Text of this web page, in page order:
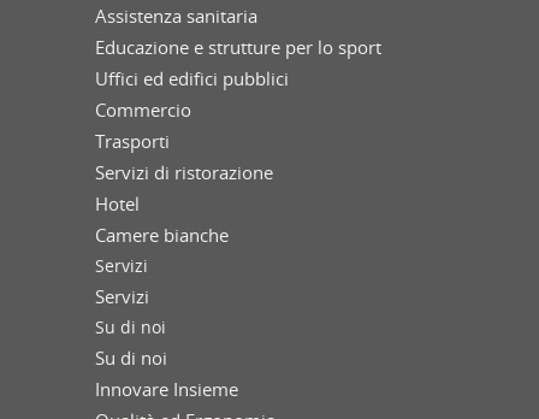
Assistenza sanitaria
Educazione e strutture per lo sport
Uffici ed edifici pubblici
Commercio
Trasporti
Servizi di ristorazione
Hotel
Camere bianche
Servizi
Servizi
Su di noi
Su di noi
Innovare Insieme